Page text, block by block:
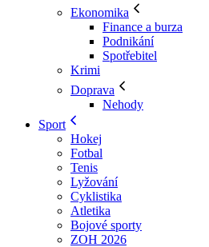
Ekonomika
Finance a burza
Podnikání
Spotřebitel
Krimi
Doprava
Nehody
Sport
Hokej
Fotbal
Tenis
Lyžování
Cyklistika
Atletika
Bojové sporty
ZOH 2026